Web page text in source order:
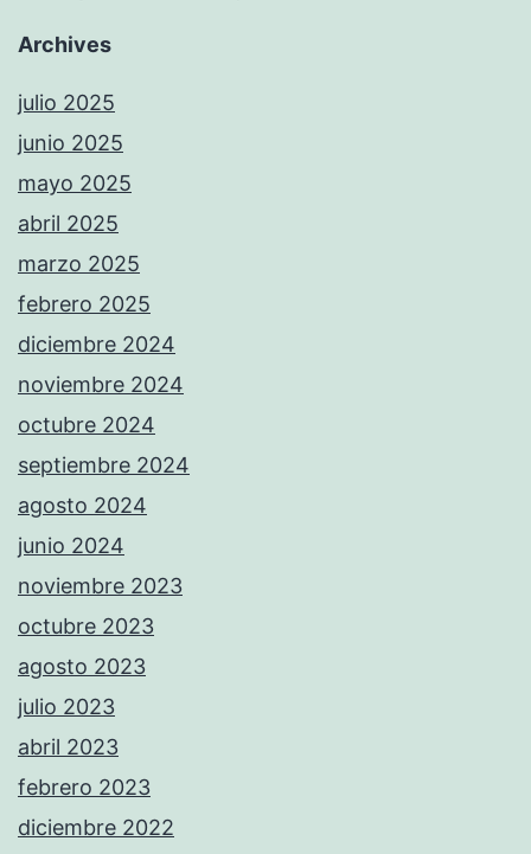
Archives
julio 2025
junio 2025
mayo 2025
abril 2025
marzo 2025
febrero 2025
diciembre 2024
noviembre 2024
octubre 2024
septiembre 2024
agosto 2024
junio 2024
noviembre 2023
octubre 2023
agosto 2023
julio 2023
abril 2023
febrero 2023
diciembre 2022